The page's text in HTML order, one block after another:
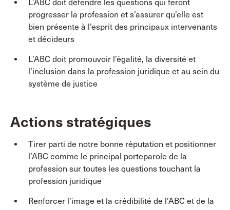
L’ABC doit défendre les questions qui feront
progresser la profession et s’assurer qu’elle est
bien présente à l’esprit des principaux intervenants
et décideurs
L’ABC doit promouvoir l’égalité, la diversité et
l’inclusion dans la profession juridique et au sein du
système de justice
Actions stratégiques
Tirer parti de notre bonne réputation et positionner
l’ABC comme le principal porteparole de la
profession sur toutes les questions touchant la
profession juridique
Renforcer l’image et la crédibilité de l’ABC et de la